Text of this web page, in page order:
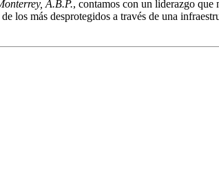
A.B.P., contamos con un liderazgo que
los más desprotegidos a través de una